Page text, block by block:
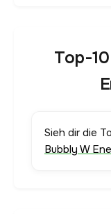
Top-
Sieh dir die
Bubbly W